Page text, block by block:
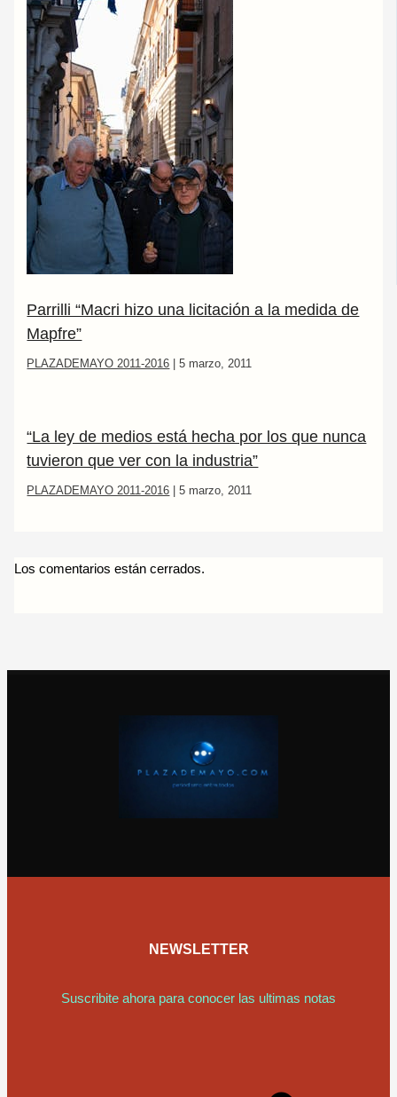
Parrilli “Macri hizo una licitación a la medida de
Mapfre”
PLAZADEMAYO 2011-2016 |5 marzo, 2011
“La ley de medios está hecha por los que nunca
tuvieron que ver con la industria”
PLAZADEMAYO 2011-2016 |5 marzo, 2011
Los comentarios están cerrados.
NEWSLETTER
Suscribite ahora para conocer las ultimas notas